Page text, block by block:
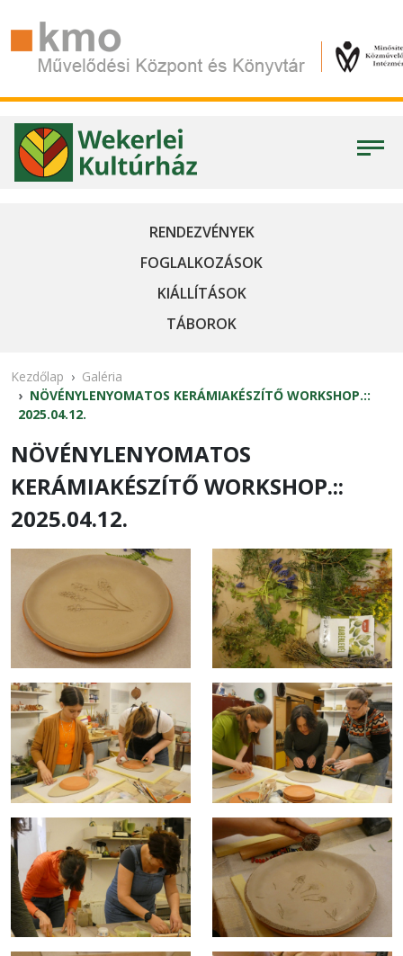
RENDEZVÉNYEK
FOGLALKOZÁSOK
KIÁLLÍTÁSOK
TÁBOROK
Kezdőlap
Galéria
NÖVÉNYLENYOMATOS KERÁMIAKÉSZÍTŐ WORKSHOP.::
2025.04.12.
NÖVÉNYLENYOMATOS
KERÁMIAKÉSZÍTŐ WORKSHOP.::
2025.04.12.